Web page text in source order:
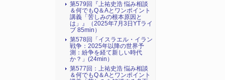
第579回『上祐史浩 悩み相談
＆何でもQ＆Aとワンポイント
講義「苦しみの根本原因と
は」』（2025年7月3日YTライ
ブ 85min）
第578回「イスラエル・イラン
戦争：2025年以降の世界予
測：紛争を経て新しい時代
か？」(24min）
第577回：上祐史浩 悩み相談
＆何でもQ＆Aとワンポイント